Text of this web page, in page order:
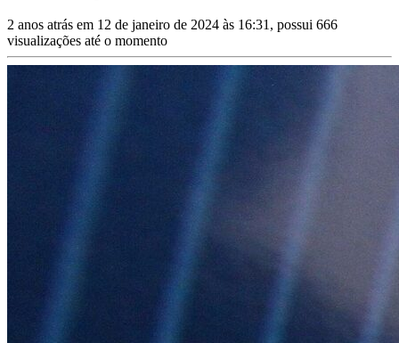
2 anos atrás em 12 de janeiro de 2024 às 16:31, possui 666
visualizações até o momento